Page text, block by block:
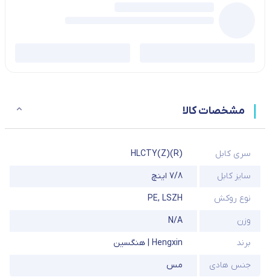
مشخصات کالا
سری کابل
HLCTY(Z)(R)
سایز کابل
7/8 اینچ
نوع روکش
LSZH
,
PE
وزن
N/A
برند
Hengxin | هنگسین
جنس هادی
مس